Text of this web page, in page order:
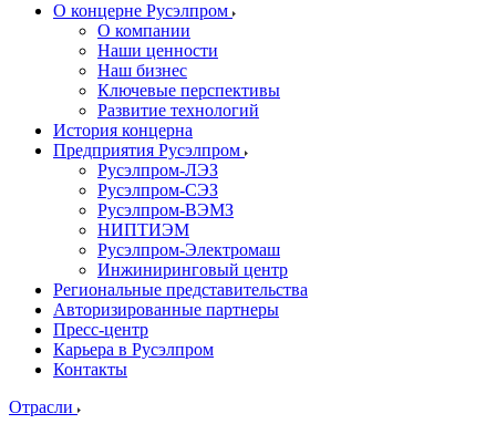
О концерне Русэлпром
О компании
Наши ценности
Наш бизнес
Ключевые перспективы
Развитие технологий
История концерна
Предприятия Русэлпром
Русэлпром-ЛЭЗ
Русэлпром-СЭЗ
Русэлпром-ВЭМЗ
НИПТИЭМ
Русэлпром-Электромаш
Инжиниринговый центр
Региональные представительства
Авторизированные партнеры
Пресс-центр
Карьера в Русэлпром
Контакты
Отрасли